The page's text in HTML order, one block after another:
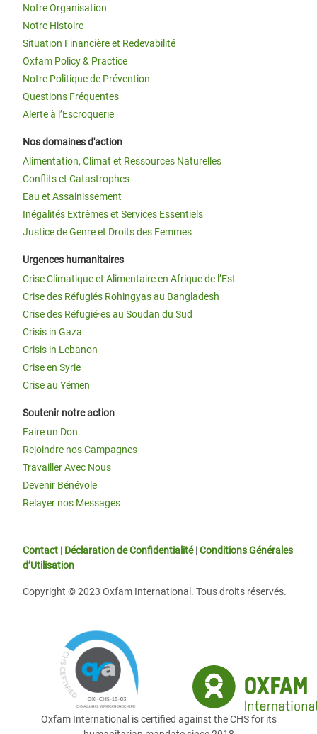
Notre Organisation
Notre Histoire
Situation Financière et Redevabilité
Oxfam Policy & Practice
Notre Politique de Prévention
Questions Fréquentes
Alerte à l’Escroquerie
Nos domaines d'action
Alimentation, Climat et Ressources Naturelles
Conflits et Catastrophes
Eau et Assainissement
Inégalités Extrêmes et Services Essentiels
Justice de Genre et Droits des Femmes
Urgences humanitaires
Crise Climatique et Alimentaire en Afrique de l’Est
Crise des Réfugiés Rohingyas au Bangladesh
Crise des Réfugié·es au Soudan du Sud
Crisis in Gaza
Crisis in Lebanon
Crise en Syrie
Crise au Yémen
Soutenir notre action
Faire un Don
Rejoindre nos Campagnes
Travailler Avec Nous
Devenir Bénévole
Relayer nos Messages
Contact | Déclaration de Confidentialité|Conditions Générales
d’Utilisation
Copyright © 2023 Oxfam International. Tous droits réservés.
Oxfam International is certified against the CHS for its